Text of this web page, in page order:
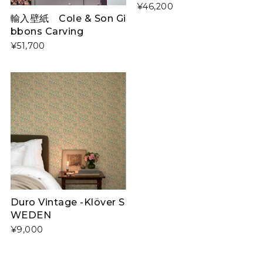
輸入壁紙 Cole & Son Gi
bbons Carving
¥51,700
¥46,200
Duro Vintage -Klöver S
WEDEN
¥9,000